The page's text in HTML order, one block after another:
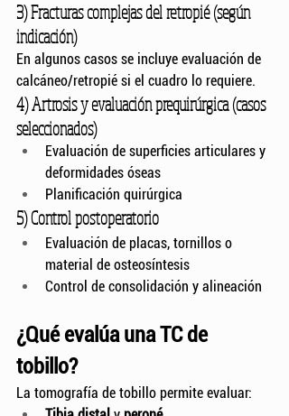
3) Fracturas complejas del retropié (según
indicación)
En algunos casos se incluye evaluación de
calcáneo/retropié si el cuadro lo requiere.
4) Artrosis y evaluación prequirúrgica (casos
seleccionados)
Evaluación de superficies articulares y
deformidades óseas
Planificación quirúrgica
5) Control postoperatorio
Evaluación de placas, tornillos o
material de osteosíntesis
Control de consolidación y alineación
¿Qué evalúa una TC de
tobillo?
La tomografía de tobillo permite evaluar: